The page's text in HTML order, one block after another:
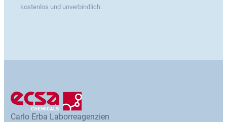
kostenlos und unverbindlich.
Carlo Erba Laborreagenzien